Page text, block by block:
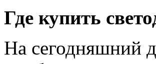
Где купить
На сегодняшний